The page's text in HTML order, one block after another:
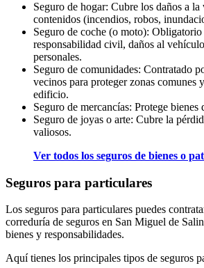
Seguro de hogar: Cubre los daños a
contenidos (incendios, robos,
Seguro de coche (o moto):
responsabilidad civil, daños al
personales.
Seguro de comunidades: Contratado
vecinos para proteger zonas comunes
edificio.
Seguro de mercancías: Protege bienes
Seguro de joyas o arte: Cubre la
valiosos.
Ver todos los seguros de bienes o
Seguros para particulares
Los seguros para particulares puedes
correduría de seguros en San Miguel de
bienes y responsabilidades.
Aquí tienes los principales tipos de seguros